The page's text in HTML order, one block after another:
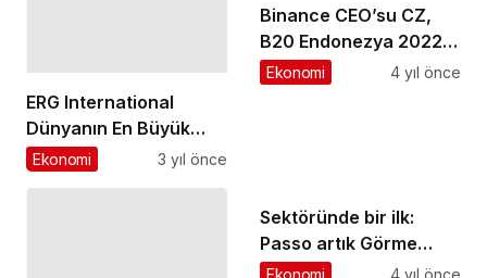
ERG International
Dünyanın En Büyük
250 Müteahhitlik
Ekonomi 3 yıl önce
Binance CEO’su CZ,
B20 Endonezya 2022
Zirvesinde:
Ekonomi 4 yıl önce
Sektöründe bir ilk:
Passo artık Görme
Engelsiz Marka
Ekonomi 4 yıl önce